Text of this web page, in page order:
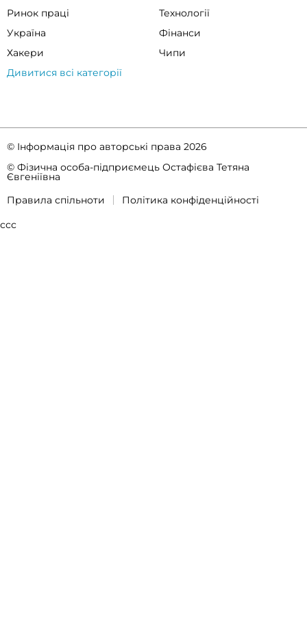
Ринок праці
Технології
Україна
Фінанси
Хакери
Чипи
Дивитися всі категорії
© Інформація про авторські права 2026
© Фізична особа-підприємець Остафієва Тетяна
Євгеніївна
Правила спільноти
Політика конфіденційності
ссс